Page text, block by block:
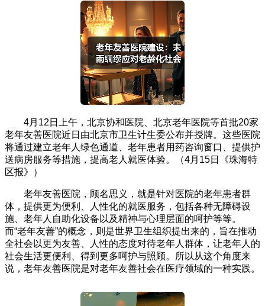
4月12日上午，北京协和医院、北京老年医院等首批20家
老年友善医院近日由北京市卫生计生委公布并授牌。这些医院
将通过建立老年人绿色通道、老年患者用药咨询窗口、提供护
送病房服务等措施，提高老人就医体验。（4月15日《珠海特
区报》）
老年友善医院，顾名思义，就是针对医院的老年患者群
体，提供更为便利、人性化的就医服务，包括各种无障碍设
施、老年人自助化设备以及精神与心理层面的呵护等等。
而“老年友善”的概念，则是世界卫生组织提出来的，旨在推动
全社会以更为友善、人性的态度对待老年人群体，让老年人的
社会生活更便利、得到更多呵护与照顾。所以从这个角度来
说，老年友善医院是对老年友善社会在医疗领域的一种实践。